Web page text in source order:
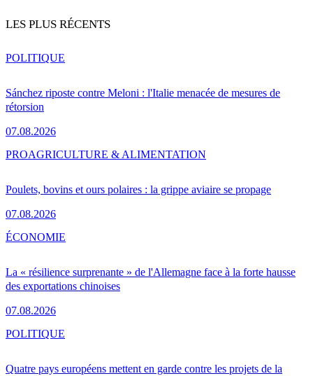
LES PLUS RÉCENTS
Sánchez riposte contre Meloni : l'Italie menacée de mesures de
rétorsion
07.08.2026
POLITIQUE
Poulets, bovins et ours polaires : la grippe aviaire se propage
07.08.2026
PROAGRICULTURE & ALIMENTATION
La « résilience surprenante » de l'Allemagne face à la forte hausse
des exportations chinoises
07.08.2026
ÉCONOMIE
Quatre pays européens mettent en garde contre les projets de la
POLITIQUE